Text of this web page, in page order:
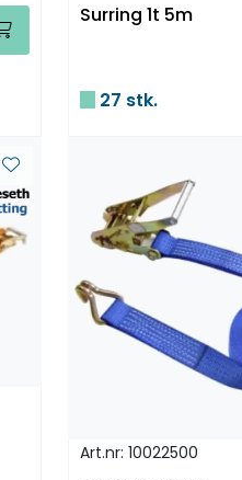
Surring 1t 5m
27 stk.
Art.nr: 10022500